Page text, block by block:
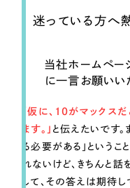
迷っている方へ
当社ホームペー
に一言お願いい
「仮に、10がマックス
ます。」 と伝えたいです。
る必要がある」というこ
れないけど、きちんと
して、その答えは期待